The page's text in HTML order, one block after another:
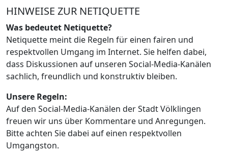
HINWEISE ZUR NETIQUETTE
Was bedeutet Netiquette?
Netiquette meint die Regeln für einen fairen und
respektvollen Umgang im Internet. Sie helfen dabei,
dass Diskussionen auf unseren Social-Media-Kanälen
sachlich, freundlich und konstruktiv bleiben.
Unsere Regeln:
Auf den Social-Media-Kanälen der Stadt Völklingen
freuen wir uns über Kommentare und Anregungen.
Bitte achten Sie dabei auf einen respektvollen
Umgangston.